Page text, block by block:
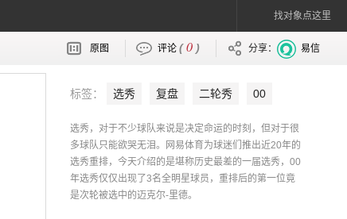
找对象点这里
原图 评论 (0 ) 分享： 易信
标签： 选秀 复盘 二轮秀
00
特科格鲁
克劳福德 马格洛伊尔
马
丁
选秀，对于不少球队来说是决定命运的时刻，但对于很
多球队只能欲哭无泪。网易体育为球迷们推出近20年的
选秀重排，今天介绍的是堪称历史最差的一届选秀，00
年选秀仅仅出现了3名全明星球员，重排后的第一位竟
是次轮被选中的迈克尔-里德。